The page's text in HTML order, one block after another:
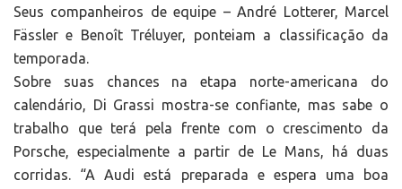
Seus companheiros de equipe – André Lotterer, Marcel
Fässler e Benoît Tréluyer, ponteiam a classificação da
temporada.
Sobre suas chances na etapa norte-americana do
calendário, Di Grassi mostra-se confiante, mas sabe o
trabalho que terá pela frente com o crescimento da
Porsche, especialmente a partir de Le Mans, há duas
corridas. “A Audi está preparada e espera uma boa